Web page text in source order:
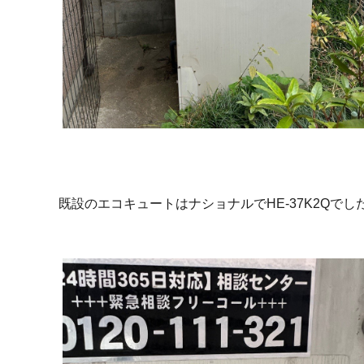
既設のエコキュートはナショナルでHE-37K2Qでし